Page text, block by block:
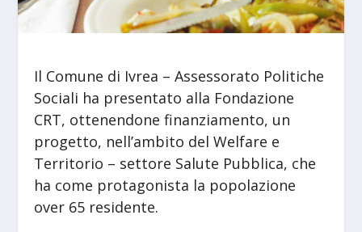
Il Comune di Ivrea – Assessorato Politiche
Sociali ha presentato alla Fondazione
CRT, ottenendone finanziamento, un
progetto, nell’ambito del Welfare e
Territorio – settore Salute Pubblica, che
ha come protagonista la popolazione
over 65 residente.